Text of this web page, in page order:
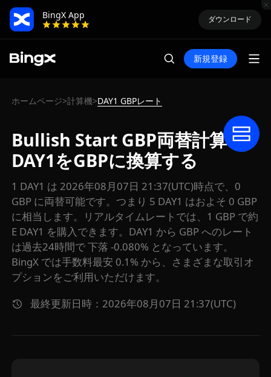
BingX App
ダウンロード
新規登録
ホームページ>計算機>DAY1 GBPレート
Bullish Start GBP両替計算：
DAY1をGBPに換算する
1 DAY1 は 2026年08月07日 21:37(UTC)時点で、0
GBP に両替可能です。つまり 5 DAY1 はおよそ 0 GBP
に相当します。リアルタイムレートでは、1 GBP で約
E DAY1 を購入できます。DAY1 から GBP へのレート
は過去24時間で 下落 -0.080% となっています。
BingX では手数料最安 0.1% から、さまざまな取引オ
プションをご利用いただけます。
最終更新日時：2026年08月07日 21:37(UTC)